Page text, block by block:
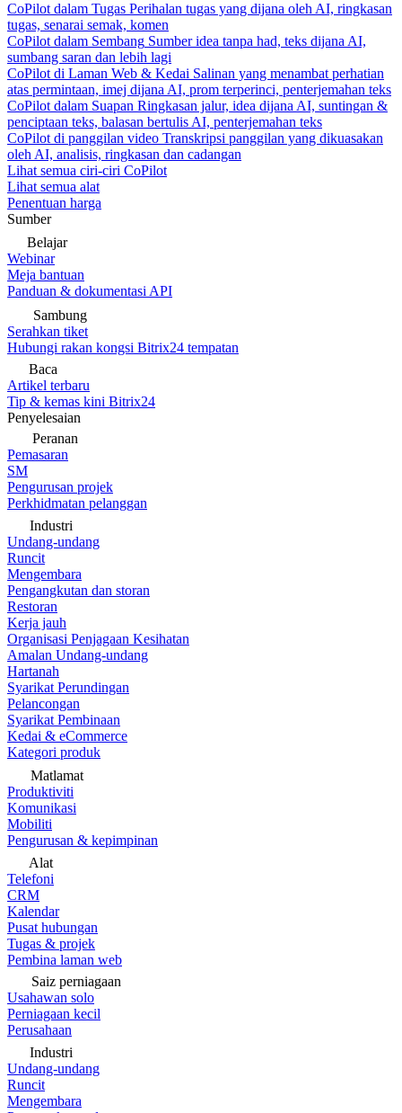
CoPilot dalam Tugas Perihalan tugas yang dijana oleh AI, ringkasan
tugas, senarai semak, komen
CoPilot dalam Sembang Sumber idea tanpa had, teks dijana AI,
sumbang saran dan lebih lagi
CoPilot di Laman Web & Kedai Salinan yang menambat perhatian
atas permintaan, imej dijana AI, prom terperinci, penterjemahan teks
CoPilot dalam Suapan Ringkasan jalur, idea dijana AI, suntingan &
penciptaan teks, balasan bertulis AI, penterjemahan teks
CoPilot di panggilan video Transkripsi panggilan yang dikuasakan
oleh AI, analisis, ringkasan dan cadangan
Lihat semua ciri-ciri CoPilot
Lihat semua alat
Penentuan harga
Sumber
Belajar
Webinar
Meja bantuan
Panduan & dokumentasi API
Sambung
Serahkan tiket
Hubungi rakan kongsi Bitrix24 tempatan
Baca
Artikel terbaru
Tip & kemas kini Bitrix24
Penyelesaian
Peranan
Pemasaran
SM
Pengurusan projek
Perkhidmatan pelanggan
Industri
Undang-undang
Runcit
Mengembara
Pengangkutan dan storan
Restoran
Kerja jauh
Organisasi Penjagaan Kesihatan
Amalan Undang-undang
Hartanah
Syarikat Perundingan
Pelancongan
Syarikat Pembinaan
Kedai & eCommerce
Kategori produk
Matlamat
Produktiviti
Komunikasi
Mobiliti
Pengurusan & kepimpinan
Alat
Telefoni
CRM
Kalendar
Pusat hubungan
Tugas & projek
Pembina laman web
Saiz perniagaan
Usahawan solo
Perniagaan kecil
Perusahaan
Industri
Undang-undang
Runcit
Mengembara